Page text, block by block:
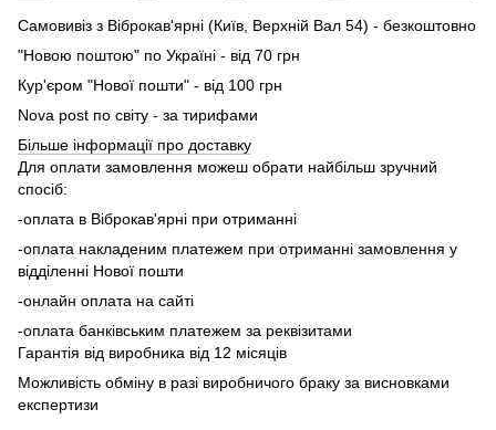
Самовивіз з Віброкав'ярні (Київ, Верхній Вал 54) - безкоштовно
"Новою поштою" по Україні - від 70 грн
Кур'єром "Нової пошти" - від 100 грн
Nova post по світу - за тирифами
Більше інформації про доставку
Для оплати замовлення можеш обрати найбільш зручний
спосіб:
-оплата в Віброкав'ярні при отриманні
-оплата накладеним платежем при отриманні замовлення у
відділенні Нової пошти
-онлайн оплата на сайті
-оплата банківським платежем за реквізитами
Гарантія від виробника від 12 місяців
Можливість обміну в разі виробничого браку за висновками
експертизи